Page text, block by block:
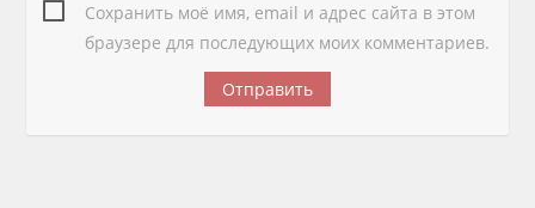
Сохранить моё имя, email и адрес сайта в этом
браузере для последующих моих комментариев.